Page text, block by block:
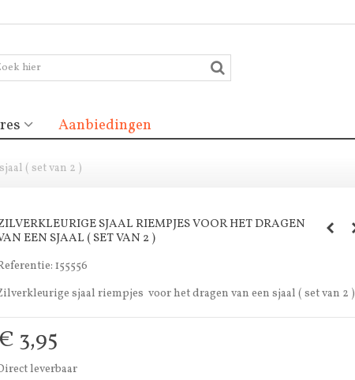
Aanbiedingen
( set van 2 )
SJAAL RIEMPJES VOOR HET DRAGEN
EEN SJAAL ( SET VAN 2 )
155556
sjaal riempjes voor het dragen van een sjaal ( set van 2 )
3,95
leverbaar